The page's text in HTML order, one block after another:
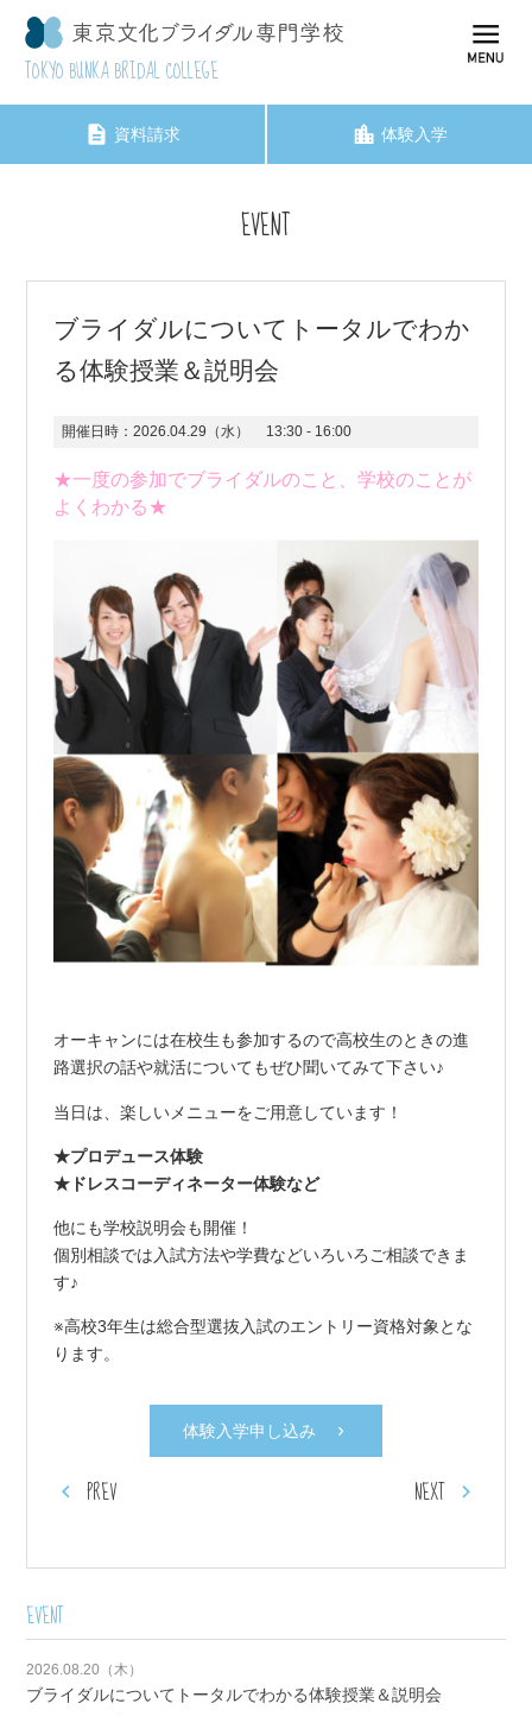
TOKYO BUNKA BRIDAL COLLEGE
資料請求 体験入学
EVENT
ブライダルについてトータルでわか
る体験授業＆説明会
開催日時： 2026.04.29（水） 13:30 - 16:00
★一度の参加でブライダルのこと、学校のことが
よくわかる★
オーキャンには在校生も参加するので高校生のときの進
路選択の話や就活についてもぜひ聞いてみて下さい♪
当日は、楽しいメニューをご用意しています！
★プロデュース体験
★ドレスコーディネーター体験など
他にも学校説明会も開催！
個別相談では入試方法や学費などいろいろご相談できま
す♪
※高校3年生は総合型選抜入試のエントリー資格対象とな
ります。
体験入学申し込み
PREV NEXT
EVENT
2026.08.20（木）
ブライダルについてトータルでわかる体験授業＆説明会